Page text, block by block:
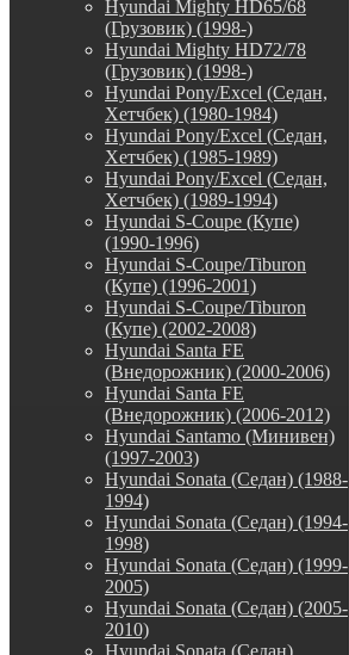
Hyundai Mighty HD65/68
(Грузовик) (1998-)
Hyundai Mighty HD72/78
(Грузовик) (1998-)
Hyundai Pony/Excel (Седан,
Хетчбек) (1980-1984)
Hyundai Pony/Excel (Седан,
Хетчбек) (1985-1989)
Hyundai Pony/Excel (Седан,
Хетчбек) (1989-1994)
Hyundai S-Coupe (Купе)
(1990-1996)
Hyundai S-Coupe/Tiburon
(Купе) (1996-2001)
Hyundai S-Coupe/Tiburon
(Купе) (2002-2008)
Hyundai Santa FE
(Внедорожник) (2000-2006)
Hyundai Santa FE
(Внедорожник) (2006-2012)
Hyundai Santamo (Минивен)
(1997-2003)
Hyundai Sonata (Седан) (1988-
1994)
Hyundai Sonata (Седан) (1994-
1998)
Hyundai Sonata (Седан) (1999-
2005)
Hyundai Sonata (Седан) (2005-
2010)
Hyundai Sonata (Седан)